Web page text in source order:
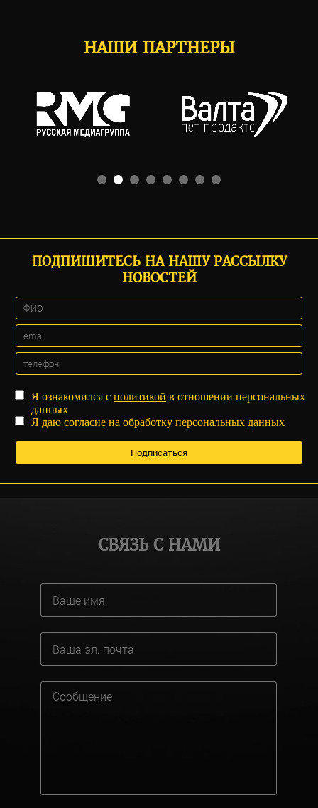
НАШИ ПАРТНЕРЫ
ПОДПИШИТЕСЬ НА НАШУ РАССЫЛКУ
НОВОСТЕЙ
Я ознакомился сполитикой в отношении персональных
данных
Я даюсогласие на обработку персональных данных
СВЯЗЬ С НАМИ